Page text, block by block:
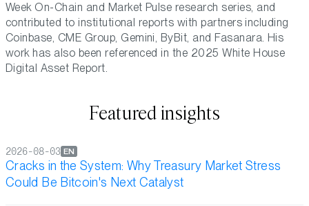
Week On-Chain and Market Pulse research series, and
contributed to institutional reports with partners including
Coinbase, CME Group, Gemini, ByBit, and Fasanara. His
work has also been referenced in the 2025 White House
Digital Asset Report.
Featured insights
Cracks in the System: Why Treasury Market Stress
Could Be Bitcoin's Next Catalyst
EN
2026-08-03